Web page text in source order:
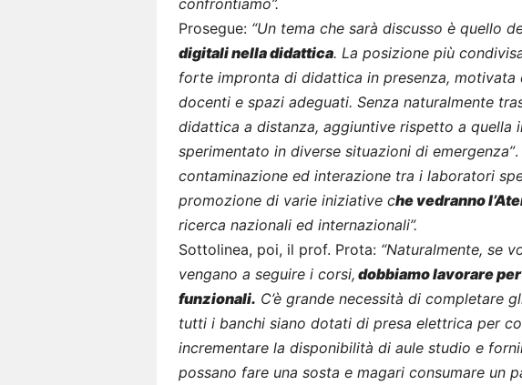
Prosegue: “Un tema che sarà discusso è quello
digitali nella didattica. La posizione più
forte impronta di didattica in presenza,
docenti e spazi adeguati. Senza naturalmente
didattica a distanza, aggiuntive rispetto a quella
sperimentato in diverse situazioni di emergenza”
contaminazione ed interazione tra i laboratori
promozione di varie iniziative che vedranno
ricerca nazionali ed internazionali”.
Sottolinea, poi, il prof. Prota: “Naturalmente, se
vengano a seguire i corsi, dobbiamo lavorare
funzionali. C’è grande necessità di completare
tutti i banchi siano dotati di presa elettrica per
incrementare la disponibilità di aule studio e
possano fare una sosta e magari consumare un